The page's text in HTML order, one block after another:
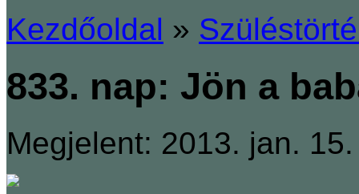
Kezdőoldal »
833. nap: Jön a
Megjelent: 2013. jan. 15.